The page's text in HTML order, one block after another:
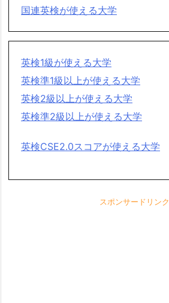
国連英検が使える大学
英検1級が使える大学
英検準1級以上が使える大学
英検2級以上が使える大学
英検準2級以上が使える大学
英検CSE2.0スコアが使える大学
スポンサードリンク